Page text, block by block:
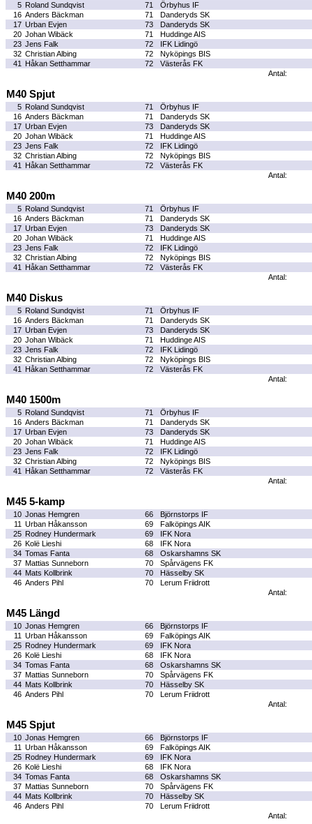
5 Roland Sundqvist 71
Örbyhus IF
16 Anders Bäckman 71
Danderyds SK
17 Urban Evjen 73
Danderyds SK
20 Johan Wibäck 71
Huddinge AIS
23 Jens Falk 72
IFK Lidingö
32 Christian Albing 72
Nyköpings BIS
41
Håkan Setthammar 72
Västerås FK
Antal:
M40 Spjut
5 Roland Sundqvist 71
Örbyhus IF
16 Anders Bäckman 71
Danderyds SK
17 Urban Evjen 73
Danderyds SK
20 Johan Wibäck 71
Huddinge AIS
23 Jens Falk 72
IFK Lidingö
32 Christian Albing 72
Nyköpings BIS
41
Håkan Setthammar 72
Västerås FK
Antal:
M40 200m
5 Roland Sundqvist 71
Örbyhus IF
16 Anders Bäckman 71
Danderyds SK
17 Urban Evjen 73
Danderyds SK
20 Johan Wibäck 71
Huddinge AIS
23 Jens Falk 72
IFK Lidingö
32 Christian Albing 72
Nyköpings BIS
41
Håkan Setthammar 72
Västerås FK
Antal:
M40 Diskus
5 Roland Sundqvist 71
Örbyhus IF
16 Anders Bäckman 71
Danderyds SK
17 Urban Evjen 73
Danderyds SK
20 Johan Wibäck 71
Huddinge AIS
23 Jens Falk 72
IFK Lidingö
32 Christian Albing 72
Nyköpings BIS
41
Håkan Setthammar 72
Västerås FK
Antal:
M40 1500m
5 Roland Sundqvist 71
Örbyhus IF
16 Anders Bäckman 71
Danderyds SK
17 Urban Evjen 73
Danderyds SK
20 Johan Wibäck 71
Huddinge AIS
23 Jens Falk 72
IFK Lidingö
32 Christian Albing 72
Nyköpings BIS
41
Håkan Setthammar 72
Västerås FK
Antal:
M45 5-kamp
10 Jonas Hemgren 66
Björnstorps IF
11 Urban Håkansson 69
Falköpings AIK
25 Rodney Hundermark 69
IFK Nora
26 Kolë Lieshi 68
IFK Nora
34 Tomas Fanta 68
Oskarshamns SK
37 Mattias Sunneborn 70
Spårvägens FK
44 Mats Kollbrink 70
Hässelby SK
46 Anders Pihl 70
Lerum Friidrott
Antal:
M45 Längd
10 Jonas Hemgren 66
Björnstorps IF
11 Urban Håkansson 69
Falköpings AIK
25 Rodney Hundermark 69
IFK Nora
26 Kolë Lieshi 68
IFK Nora
34 Tomas Fanta 68
Oskarshamns SK
37 Mattias Sunneborn 70
Spårvägens FK
44 Mats Kollbrink 70
Hässelby SK
46 Anders Pihl 70
Lerum Friidrott
Antal:
M45 Spjut
10 Jonas Hemgren 66
Björnstorps IF
11 Urban Håkansson 69
Falköpings AIK
25 Rodney Hundermark 69
IFK Nora
26 Kolë Lieshi 68
IFK Nora
34 Tomas Fanta 68
Oskarshamns SK
37 Mattias Sunneborn 70
Spårvägens FK
44 Mats Kollbrink 70
Hässelby SK
46 Anders Pihl 70
Lerum Friidrott
Antal: